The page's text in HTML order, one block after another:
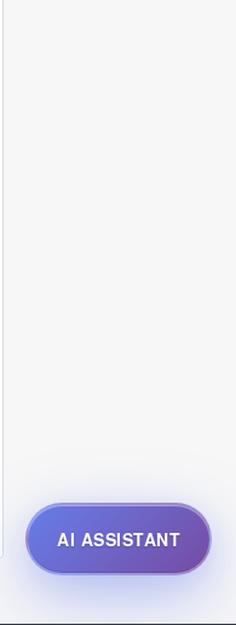
AI ASSISTANT